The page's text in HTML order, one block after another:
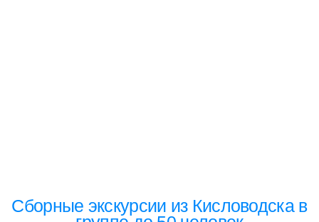
Сборные экскурсии из Кисловодскав